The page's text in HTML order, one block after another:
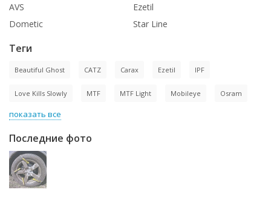
AVS
Ezetil
Dometic
Star Line
Теги
Beautiful Ghost CATZ Carax Ezetil IPF
Love Kills Slowly MTF MTF Light Mobileye Osram
показать все
Последние фото